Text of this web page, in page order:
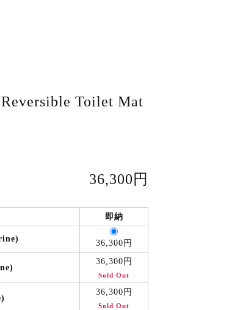
Toilet Mat
36,300円
即納
36,300円
36,300円
Sold Out
36,300円
Sold Out